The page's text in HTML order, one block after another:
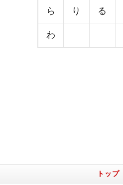
ら り る
わ
トップ